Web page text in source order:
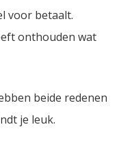
voor betaalt.
onthouden wat
beide redenen
je leuk.